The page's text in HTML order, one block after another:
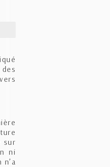
sur
ni